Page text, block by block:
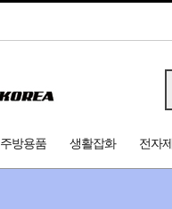
주방용품 생활잡화 전자